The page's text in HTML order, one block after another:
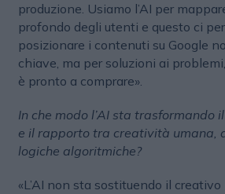
produzione. Usiamo l’AI per
profondo degli utenti e questo ci
posizionare i contenuti su Google
chiave, ma per soluzioni ai
è pronto a comprare».
In che modo l’AI sta trasformando
e il rapporto tra creatività umana,
logiche algoritmiche?
«L’AI non sta sostituendo il